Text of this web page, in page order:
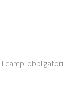
I campi obbligatori